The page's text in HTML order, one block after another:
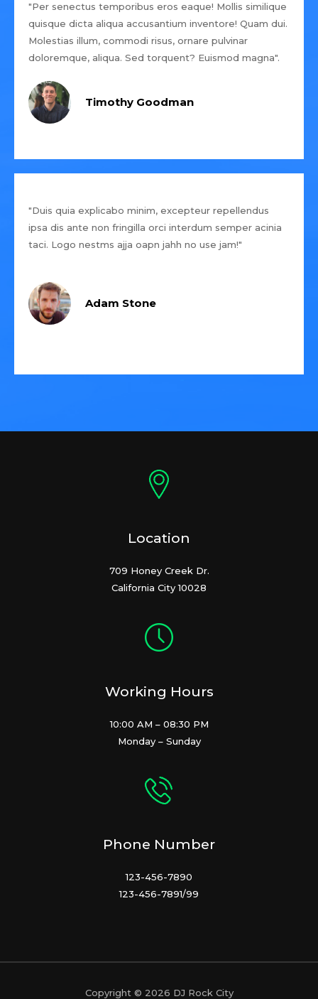
"Per senectus temporibus eros eaque! Mollis similique
quisque dicta aliqua accusantium inventore! Quam dui.
Molestias illum, commodi risus, ornare pulvinar
doloremque, aliqua. Sed torquent? Euismod magna".
Timothy Goodman
"Duis quia explicabo minim, excepteur repellendus
ipsa dis ante non fringilla orci interdum semper acinia
taci. Logo nestms ajja oapn jahh no use jam!"
Adam Stone
Location
709 Honey Creek Dr.
California City 10028
Working Hours
10:00 AM – 08:30 PM
Monday – Sunday
Phone Number
123-456-7890
123-456-7891/99
Copyright © 2026 DJ Rock City